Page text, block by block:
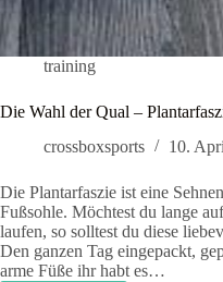
training
Die Wahl der Qual –
crossboxsports
10.
Die Plantarfaszie ist eine
Fußsohle. Möchtest du lange
laufen, so solltest du diese
Den ganzen Tag eingepackt,
arme Füße ihr habt es…